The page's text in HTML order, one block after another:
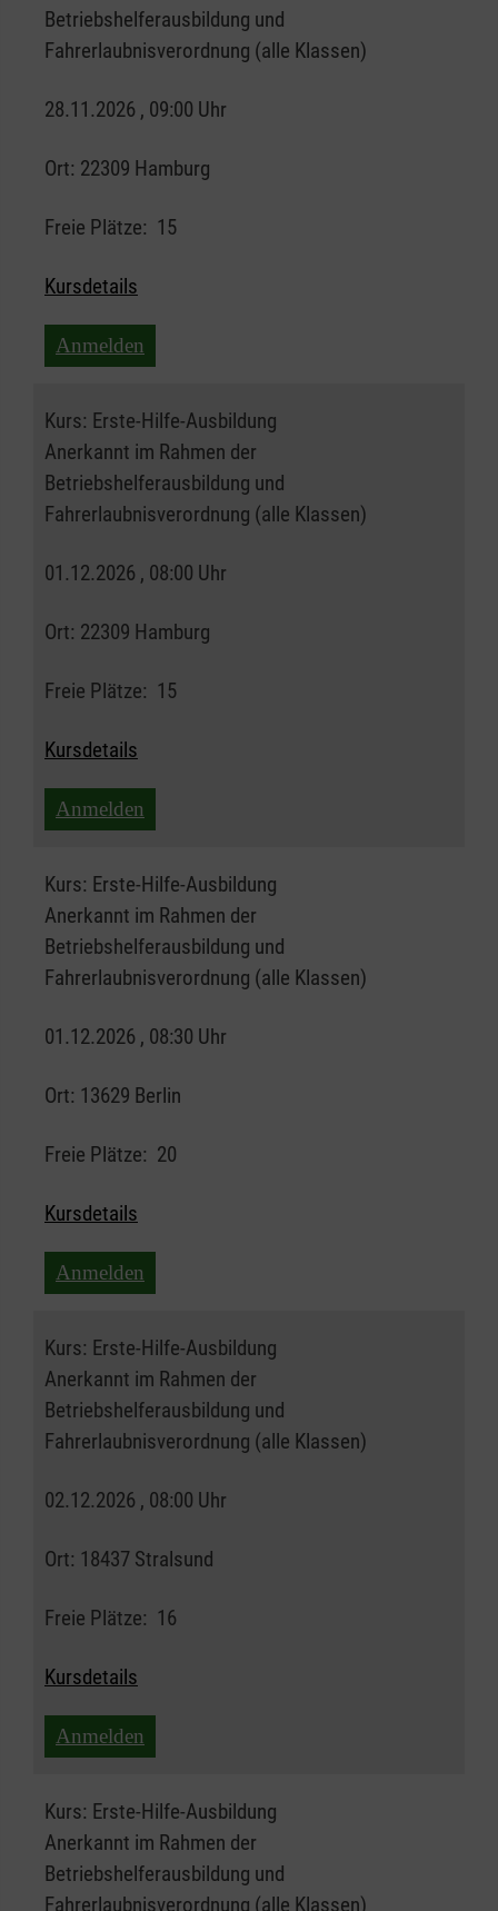
Betriebshelferausbildung und
Fahrerlaubnisverordnung (alle Klassen)
28.11.2026 , 09:00 Uhr
Ort: 22309 Hamburg
Freie Plätze: 15
Kursdetails
Anmelden
Kurs: Erste-Hilfe-Ausbildung
Anerkannt im Rahmen der
Betriebshelferausbildung und
Fahrerlaubnisverordnung (alle Klassen)
01.12.2026 , 08:00 Uhr
Ort: 22309 Hamburg
Freie Plätze: 15
Kursdetails
Anmelden
Kurs: Erste-Hilfe-Ausbildung
Anerkannt im Rahmen der
Betriebshelferausbildung und
Fahrerlaubnisverordnung (alle Klassen)
01.12.2026 , 08:30 Uhr
Ort: 13629 Berlin
Freie Plätze: 20
Kursdetails
Anmelden
Kurs: Erste-Hilfe-Ausbildung
Anerkannt im Rahmen der
Betriebshelferausbildung und
Fahrerlaubnisverordnung (alle Klassen)
02.12.2026 , 08:00 Uhr
Ort: 18437 Stralsund
Freie Plätze: 16
Kursdetails
Anmelden
Kurs: Erste-Hilfe-Ausbildung
Anerkannt im Rahmen der
Betriebshelferausbildung und
Fahrerlaubnisverordnung (alle Klassen)